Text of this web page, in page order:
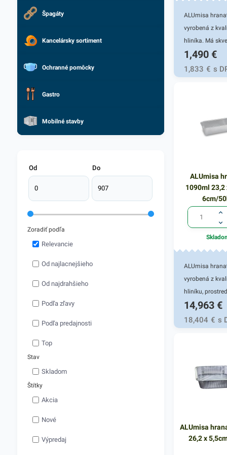
Špagáty
Kancelársky sortiment
Ochranné pomôcky
Gastro
Mobilné stavby
Od Do
Zoradiť podľa
Relevancie
Od najlacnejšieho
Od najdrahšieho
Podľa zľavy
Podľa predajnosti
Top
Stav
Skladom
Štítky
Akcia
Nové
Výpredaj
ALUmisa
vyrobená z
hliníka. Má
termoregulačné
vlastnosti -
teplo a
váš pokrm
26,2 x 5,5cm.
obsahuje 3
1,490 €
1,833 € s
ALUmisa
1090ml 23,2
6cm/
ALUmisa
vyrobená z
hliníku,
ktorého je
tepelnému
Má výhodné
teplo a pomôže
váš pokrm
ktoré sú
rozvoz alebo ich
14,963 €
18,404 € s
ALUmisa
26,2 x